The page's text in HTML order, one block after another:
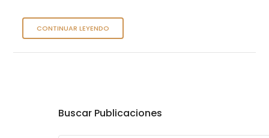
CONTINUAR LEYENDO
Buscar Publicaciones